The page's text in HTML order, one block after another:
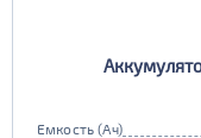
Емкость (Ач)